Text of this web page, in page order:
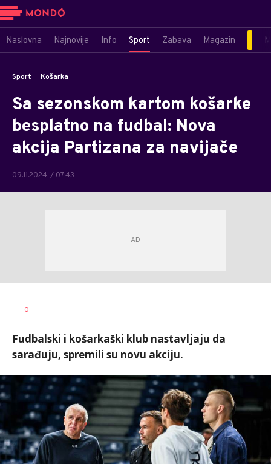
Naslovna Najnovije Info Sport Zabava Magazin
Sport Košarka
Sa sezonskom kartom košarke
besplatno na fudbal: Nova
akcija Partizana za navijače
09.11.2024. / 07:43
0
Fudbalski i košarkaški klub nastavljaju da
sarađuju, spremili su novu akciju.